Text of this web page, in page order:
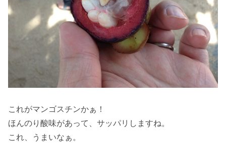
これがマンゴスチンかぁ！
ほんのり酸味があって、サッパリしますね。
これ、うまいなぁ。